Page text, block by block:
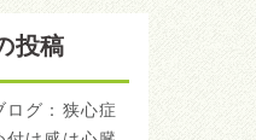
投稿
グ：狭心症